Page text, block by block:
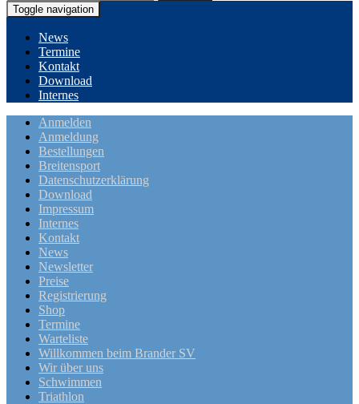
Toggle navigation
News
Termine
Kontakt
Download
Internes
Anmelden
Anmeldung
Bestellungen
Breitensport
Datenschutzerklärung
Download
Impressum
Internes
Kontakt
News
Newsletter
Preise
Registrierung
Shop
Termine
Warteliste
Willkommen beim Brander SV
Wir über uns
Schwimmen
Triathlon